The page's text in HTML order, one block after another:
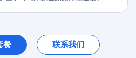
餐 联系我们